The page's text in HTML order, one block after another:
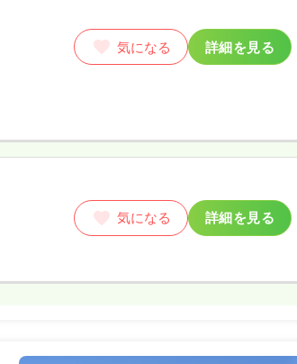
気になる 詳細を見る
気になる 詳細を見る